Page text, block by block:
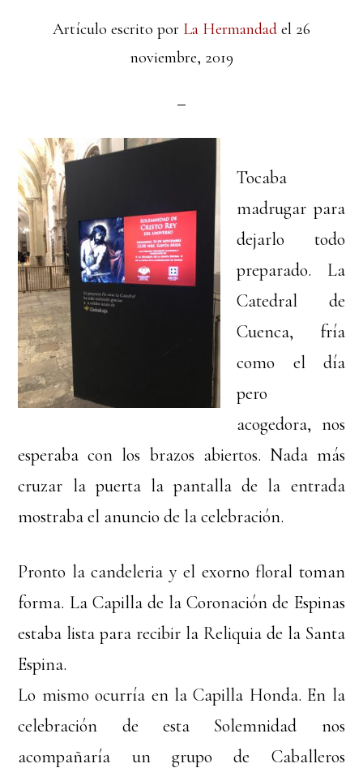
Artículo escrito por La Hermandad el 26
noviembre, 2019
Tocaba
madrugar para
dejarlo todo
preparado. La
Catedral de
Cuenca, fría
como el día
pero
acogedora, nos
esperaba con los brazos abiertos. Nada más
cruzar la puerta la pantalla de la entrada
mostraba el anuncio de la celebración.
Pronto la candeleria y el exorno floral toman
forma. La Capilla de la Coronación de Espinas
estaba lista para recibir la Reliquia de la Santa
Espina.
Lo mismo ocurría en la Capilla Honda. En la
celebración de esta Solemnidad nos
acompañaría un grupo de Caballeros